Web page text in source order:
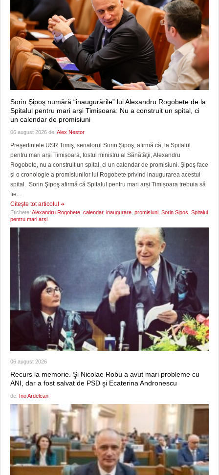
Sorin Şipoş numără “inaugurările” lui Alexandru Rogobete de la
Spitalul pentru mari arși Timișoara: Nu a construit un spital, ci
un calendar de promisiuni
06 august 2026 de: Alex Nestor
Preşedintele USR Timiş, senatorul Sorin Şipoş, afirmă că, la Spitalul
pentru mari arși Timișoara, fostul ministru al Sănătăţii, Alexandru
Rogobete, nu a construit un spital, ci un calendar de promisiuni. Şipoş face
şi o cronologie a promisiunilor lui Rogobete privind inaugurarea acestui
spital. Sorin Şipoş afirmă că Spitalul pentru mari arși Timișoara trebuia să
fie...
Citeşte tot articolul
Etichete: Alexandru Rogobete calendar, inaugurare promisiuni Sorin Sipos Spitalul
pentru mari arși
06 august 2026
Recurs la memorie. Şi Nicolae Robu a avut mari probleme cu
ANI, dar a fost salvat de PSD şi Ecaterina Andronescu
de: Ino Ardelean